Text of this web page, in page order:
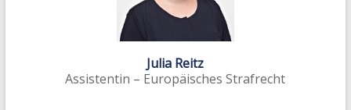
Julia Reitz
Assistentin – Europäisches Strafrecht